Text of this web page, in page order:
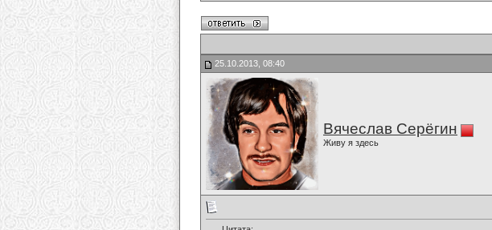
25.10.2013, 08:40
Вячеслав Серёгин
Живу я здесь